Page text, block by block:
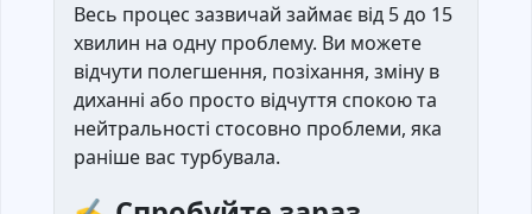
Весь процес зазвичай займає від 5 до 15
хвилин на одну проблему. Ви можете
відчути полегшення, позіхання, зміну в
диханні або просто відчуття спокою та
нейтральності стосовно проблеми, яка
раніше вас турбувала.